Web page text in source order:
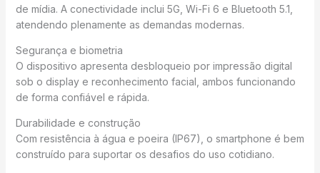
de mídia. A conectividade inclui 5G, Wi-Fi 6 e Bluetooth 5.1,
atendendo plenamente as demandas modernas.
Segurança e biometria
O dispositivo apresenta desbloqueio por impressão digital
sob o display e reconhecimento facial, ambos funcionando
de forma confiável e rápida.
Durabilidade e construção
Com resistência à água e poeira (IP67), o smartphone é bem
construído para suportar os desafios do uso cotidiano.